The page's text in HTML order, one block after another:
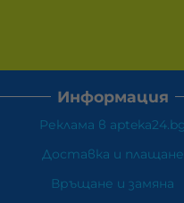
Информация
Реклама в apteka24.bg
Доставка и плащане
Връщане и замяна